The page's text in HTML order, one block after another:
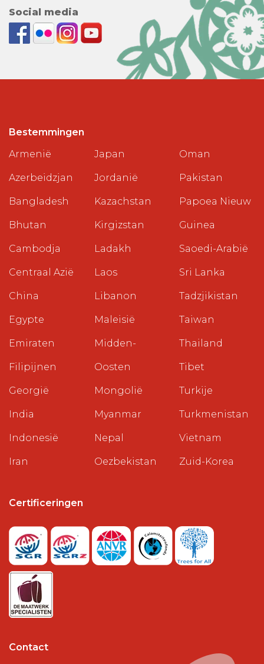
Social media
Bestemmingen
Armenië
Azerbeidzjan
Bangladesh
Bhutan
Cambodja
Centraal Azië
China
Egypte
Emiraten
Filipijnen
Georgië
India
Indonesië
Iran
Japan
Jordanië
Kazachstan
Kirgizstan
Ladakh
Laos
Libanon
Maleisië
Midden-
Oosten
Mongolië
Myanmar
Nepal
Oezbekistan
Oman
Pakistan
Papoea Nieuw
Guinea
Saoedi-Arabië
Sri Lanka
Tadzjikistan
Taiwan
Thailand
Tibet
Turkije
Turkmenistan
Vietnam
Zuid-Korea
Certificeringen
Contact